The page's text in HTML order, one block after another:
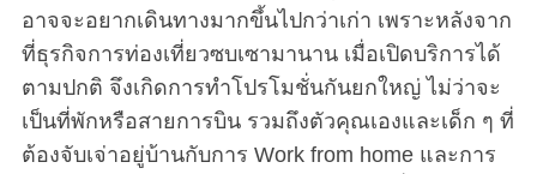
อาจจะอยากเดินทางมากขึ้นไปกว่าเก่า เพราะหลังจาก
ที่ธุรกิจการท่องเที่ยวซบเซามานาน เมื่อเปิดบริการได้
ตามปกติ จึงเกิดการทำโปรโมชั่นกันยกใหญ่ ไม่ว่าจะ
เป็นที่พักหรือสายการบิน รวมถึงตัวคุณเองและเด็ก ๆ ที่
ต้องจับเจ่าอยู่บ้านกับการ Work from home และการ